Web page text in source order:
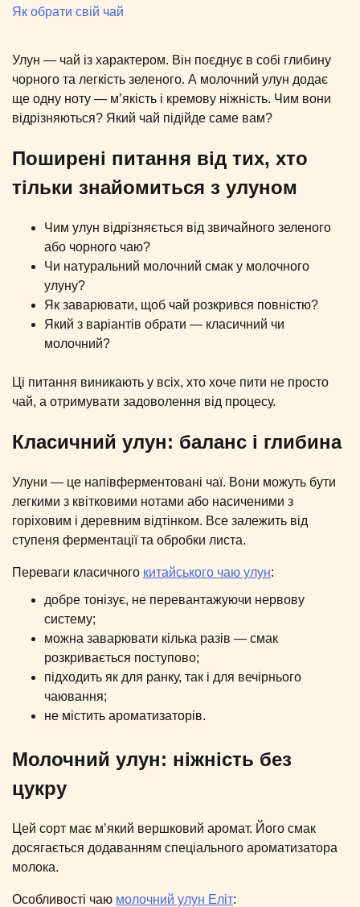
Як обрати свій чай
Улун — чай із характером. Він поєднує в собі глибину
чорного та легкість зеленого. А молочний улун додає
ще одну ноту — м’якість і кремову ніжність. Чим вони
відрізняються? Який чай підійде саме вам?
Поширені питання від тих, хто
тільки знайомиться з улуном
Чим улун відрізняється від звичайного зеленого
або чорного чаю?
Чи натуральний молочний смак у молочного
улуну?
Як заварювати, щоб чай розкрився повністю?
Який з варіантів обрати — класичний чи
молочний?
Ці питання виникають у всіх, хто хоче пити не просто
чай, а отримувати задоволення від процесу.
Класичний улун: баланс і глибина
Улуни — це напівферментовані чаї. Вони можуть бути
легкими з квітковими нотами або насиченими з
горіховим і деревним відтінком. Все залежить від
ступеня ферментації та обробки листа.
Переваги класичного китайського чаю улун:
добре тонізує, не перевантажуючи нервову
систему;
можна заварювати кілька разів — смак
розкривається поступово;
підходить як для ранку, так і для вечірнього
чаювання;
не містить ароматизаторів.
Молочний улун: ніжність без
цукру
Цей сорт має м’який вершковий аромат. Його смак
досягається додаванням спеціального ароматизатора
молока.
Особливості чаю молочний улун Еліт: